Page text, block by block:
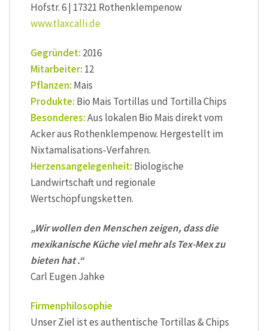
Hofstr. 6 | 17321 Rothenklempenow
www.tlaxcalli.de
Gegründet: 2016
Mitarbeiter: 12
Pflanzen: Mais
Produkte: Bio Mais Tortillas und Tortilla Chips
Besonderes:Aus lokalen Bio Mais direkt vom
Acker aus Rothenklempenow. Hergestellt im
Nixtamalisations-Verfahren.
Herzensangelegenheit: Biologische
Landwirtschaft und regionale
Wertschöpfungsketten.
„Wir wollen den Menschen zeigen, dass die
mexikanische Küche viel mehr als Tex-Mex zu
bieten hat .“
Carl Eugen Jahke
Firmenphilosophie
Unser Ziel ist es authentische Tortillas & Chips